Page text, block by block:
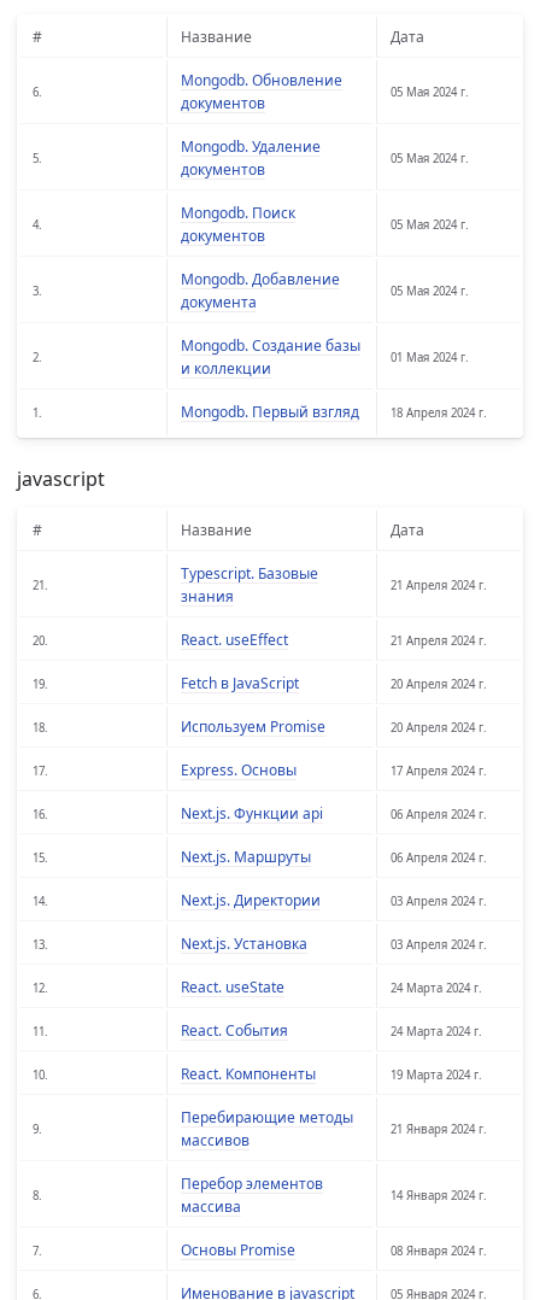
# Название Дата
6.
Mongodb. Обновление
документов
05 Мая 2024 г.
5.
Mongodb. Удаление
документов
05 Мая 2024 г.
4.
Mongodb. Поиск
документов
05 Мая 2024 г.
3.
Mongodb. Добавление
документа
05 Мая 2024 г.
2.
Mongodb. Создание базы
и коллекции
01 Мая 2024 г.
1. Mongodb. Первый взгляд 18 Апреля 2024 г.
javascript
# Название Дата
21.
Typescript. Базовые
знания
21 Апреля 2024 г.
20. React. useEffect 21 Апреля 2024 г.
19. Fetch в JavaScript 20 Апреля 2024 г.
18. Используем Promise 20 Апреля 2024 г.
17. Express. Основы 17 Апреля 2024 г.
16. Next.js. Функции api 06 Апреля 2024 г.
15. Next.js. Маршруты 06 Апреля 2024 г.
14. Next.js. Директории 03 Апреля 2024 г.
13. Next.js. Установка 03 Апреля 2024 г.
12. React. useState 24 Марта 2024 г.
11. React. События 24 Марта 2024 г.
10. React. Компоненты 19 Марта 2024 г.
9.
Перебирающие методы
массивов
21 Января 2024 г.
8.
Перебор элементов
массива
14 Января 2024 г.
7. Основы Promise 08 Января 2024 г.
6. Именование в javascript 05 Января 2024 г.